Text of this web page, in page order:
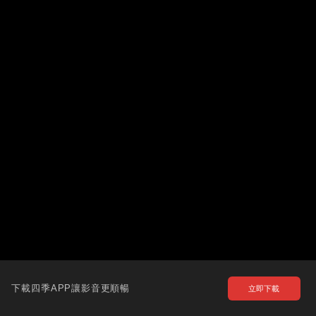
下載四季APP讓影音更順暢 立即下載